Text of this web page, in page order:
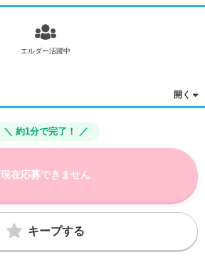
エルダー活躍中
＼ 約1分で完了！ ／
現在応募できません
キープする